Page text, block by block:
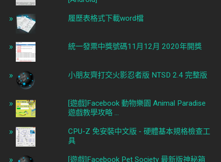
履歷表格式下載word檔
統一發票中獎號碼11月12月 2020年開獎
小朋友齊打交火影忍者版 NTSD 2.4 完整版
[遊戲]Facebook 動物樂園 Animal Paradise
遊戲教學攻略 ...
CPU-Z 免安裝中文版 - 硬體基本規格檢查工
具
[遊戲]Facebook Pet Society 最新版神秘箱